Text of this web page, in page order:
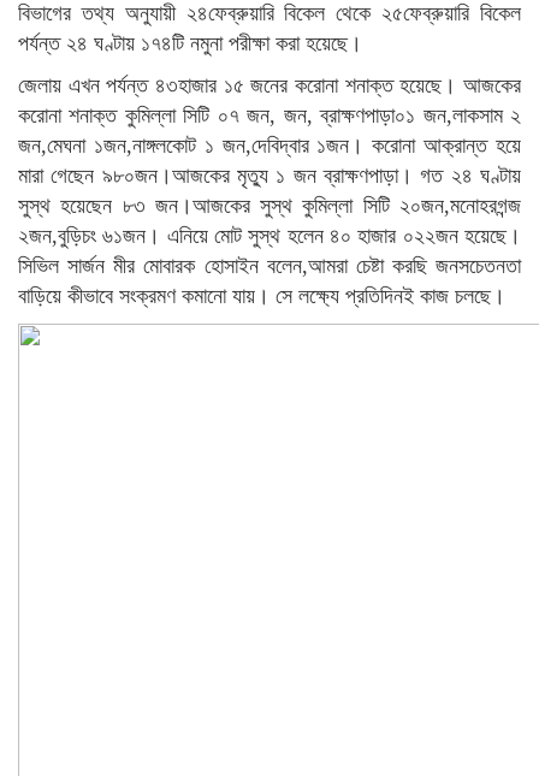
বিভাগের তথ্য অনুযায়ী ২৪ফেব্রুয়ারি বিকেল থেকে ২৫ফেব্রুয়ারি বিকেল
পর্যন্ত ২৪ ঘণ্টায় ১৭৪টি নমুনা পরীক্ষা করা হয়েছে।
জেলায় এখন পর্যন্ত ৪৩হাজার ১৫ জনের করোনা শনাক্ত হয়েছে। আজকের
করোনা শনাক্ত কুমিল্লা সিটি ০৭ জন, জন, ব্রাক্ষণপাড়া০১ জন,লাকসাম ২
জন,মেঘনা ১জন,নাঙ্গলকোট ১ জন,দেবিদ্বার ১জন। করোনা আক্রান্ত হয়ে
মারা গেছেন ৯৮০জন।আজকের মৃত্যু ১ জন ব্রাক্ষণপাড়া। গত ২৪ ঘণ্টায়
সুস্থ হয়েছেন ৮৩ জন।আজকের সুস্থ কুমিল্লা সিটি ২০জন,মনোহরগন্জ
২জন,বুড়িচং ৬১জন। এনিয়ে মোট সুস্থ হলেন ৪০ হাজার ০২২জন হয়েছে।
সিভিল সার্জন মীর মোবারক হোসাইন বলেন,আমরা চেষ্টা করছি জনসচেতনতা
বাড়িয়ে কীভাবে সংক্রমণ কমানো যায়। সে লক্ষ্যে প্রতিদিনই কাজ চলছে।